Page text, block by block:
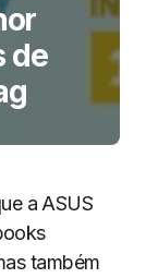
de
a ASUS
também